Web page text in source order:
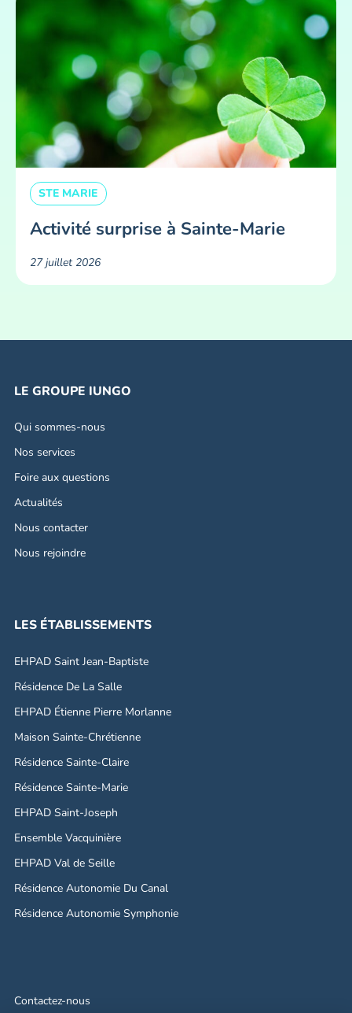
STE MARIE
Activité surprise à Sainte-Marie
27 juillet 2026
LE GROUPE IUNGO
Qui sommes-nous
Nos services
Foire aux questions
Actualités
Nous contacter
Nous rejoindre
LES ÉTABLISSEMENTS
EHPAD Saint Jean-Baptiste
Résidence De La Salle
EHPAD Étienne Pierre Morlanne
Maison Sainte-Chrétienne
Résidence Sainte-Claire
Résidence Sainte-Marie
EHPAD Saint-Joseph
Ensemble Vacquinière
EHPAD Val de Seille
Résidence Autonomie Du Canal
Résidence Autonomie Symphonie
Contactez-nous